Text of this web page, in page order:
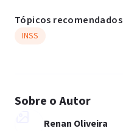
Tópicos recomendados
INSS
Sobre o Autor
Renan Oliveira